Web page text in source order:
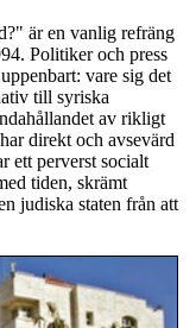
är en vanlig refräng
Politiker och press
vare sig det
till syriska
av rikligt
direkt och avsevärd
ett perverst socialt
tiden, skrämt
judiska staten från att